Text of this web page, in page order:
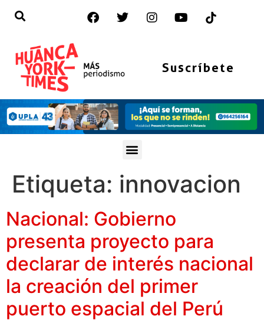
Suscríbete
Etiqueta: innovacion
Nacional: Gobierno
presenta proyecto para
declarar de interés nacional
la creación del primer
puerto espacial del Perú